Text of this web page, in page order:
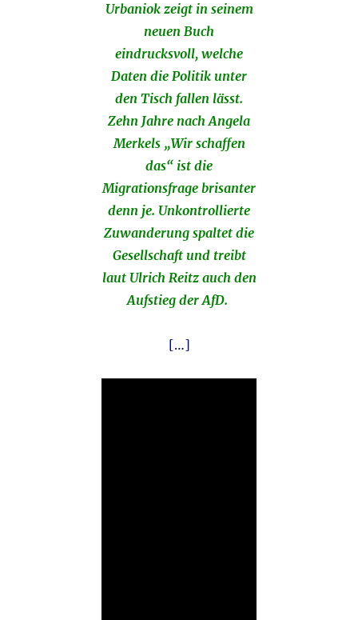
Urbaniok zeigt in seinem
neuen Buch
eindrucksvoll, welche
Daten die Politik unter
den Tisch fallen lässt.
Zehn Jahre nach Angela
Merkels „Wir schaffen
das“ ist die
Migrationsfrage brisanter
denn je. Unkontrollierte
Zuwanderung spaltet die
Gesellschaft und treibt
laut Ulrich Reitz auch den
Aufstieg der AfD.
[…]